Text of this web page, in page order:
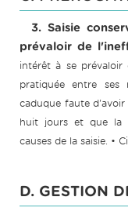
3. Saisie
prévaloir de
intérêt à se prévaloir
pratiquée entre
caduque faute d'avoir
huit jours et que la
causes de la saisie. •
D. GESTION